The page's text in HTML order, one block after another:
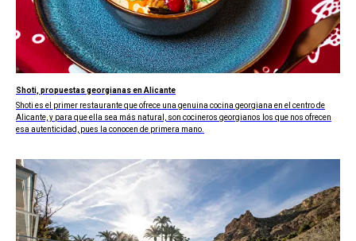
Shoti, propuestas georgianas en Alicante
Shoti es el primer restaurante que ofrece una genuina cocina georgiana en el centro de
Alicante, y para que ella sea más natural, son cocineros georgianos los que nos ofrecen
esa autenticidad, pues la conocen de primera mano.